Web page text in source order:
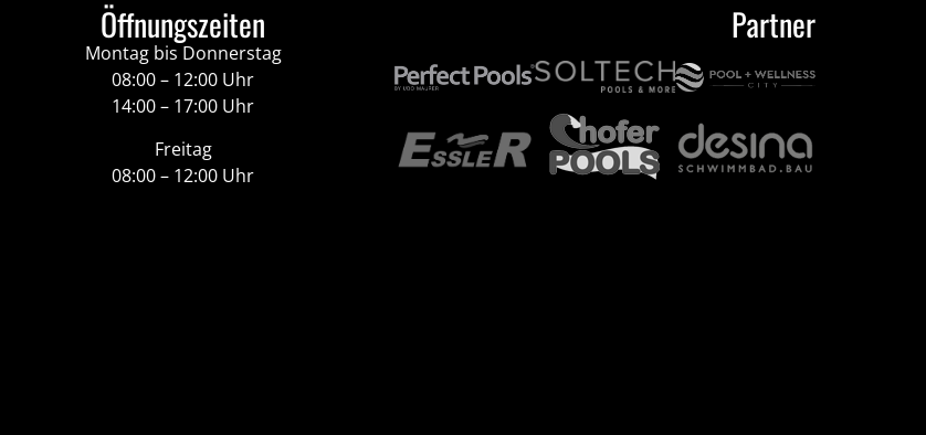
Öffnungszeiten
Montag bis Donnerstag
08:00 – 12:00 Uhr
14:00 – 17:00 Uhr
Freitag
08:00 – 12:00 Uhr
Partner